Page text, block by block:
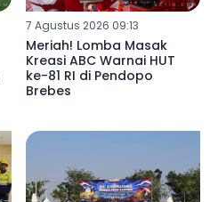
7 Agustus 2026 09:13
Meriah! Lomba Masak
Kreasi ABC Warnai HUT
ke-81 RI di Pendopo
Brebes